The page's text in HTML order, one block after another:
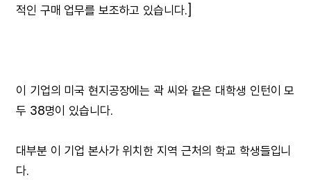
적인 구매 업무를 보조하고 있습니다.]
이 기업의 미국 현지공장에는 곽 씨와 같은 대학생 인턴이 모
두 38명이 있습니다.
대부분 이 기업 본사가 위치한 지역 근처의 학교 학생들입니
다.